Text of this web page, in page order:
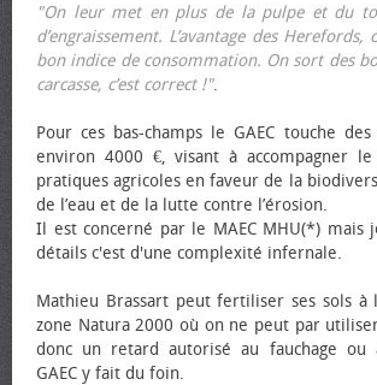
"On leur met en plus de la pulpe et du
d’engraissement. L’avantage des Herefords,
bon indice de consommation. On sort des
carcasse, c’est correct !".
Pour ces bas-champs le GAEC touche
environ 4000 €, visant à accompagner le
pratiques agricoles en faveur de la
de l’eau et de la lutte contre l’érosion.
Il est concerné par le MAEC MHU(*) mais
détails c'est d'une complexité infernale.
Mathieu Brassart peut fertiliser ses sols à
zone Natura 2000 où on ne peut par
donc un retard autorisé au fauchage ou
GAEC y fait du foin.